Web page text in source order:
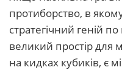
протиборство, в
стратегічний геній
великий простір для
на кидках кубиків, є